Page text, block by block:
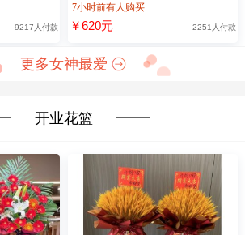
9217人付款
7小时前有人购买
￥620元 2251人付款
更多女神最爱
开业花篮